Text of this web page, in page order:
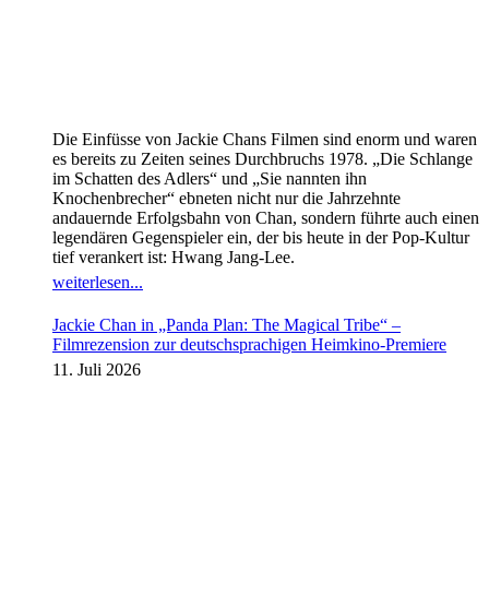
Die Einfüsse von Jackie Chans Filmen sind enorm und waren
es bereits zu Zeiten seines Durchbruchs 1978. „Die Schlange
im Schatten des Adlers“ und „Sie nannten ihn
Knochenbrecher“ ebneten nicht nur die Jahrzehnte
andauernde Erfolgsbahn von Chan, sondern führte auch einen
legendären Gegenspieler ein, der bis heute in der Pop-Kultur
tief verankert ist: Hwang Jang-Lee.
weiterlesen...
Jackie Chan in „Panda Plan: The Magical Tribe“ –
Filmrezension zur deutschsprachigen Heimkino-Premiere
11. Juli 2026